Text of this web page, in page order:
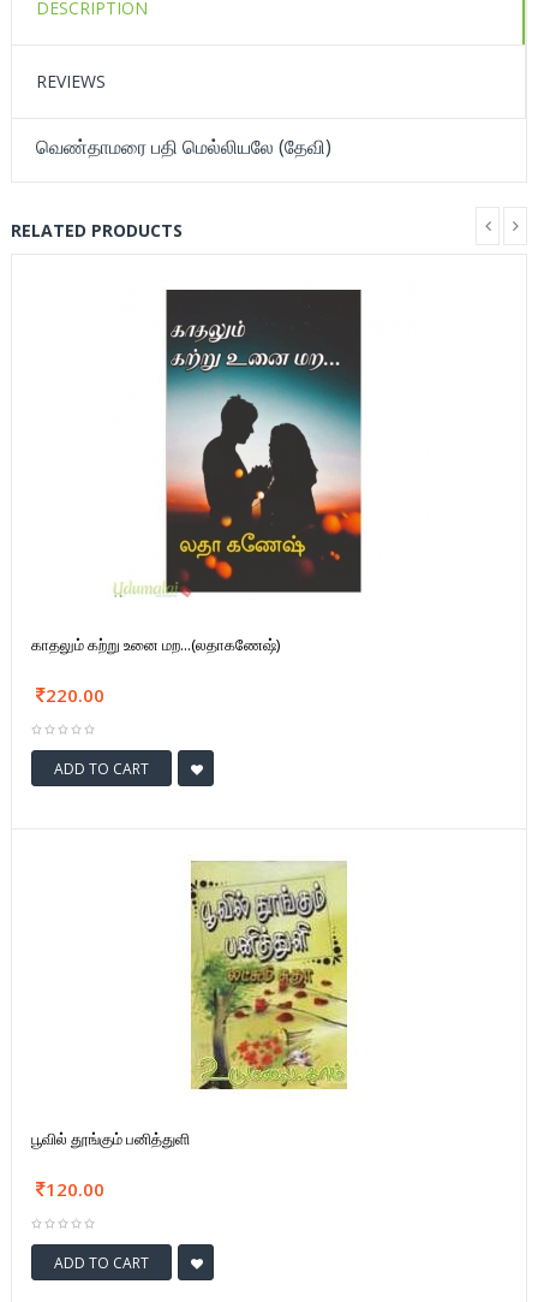
DESCRIPTION
REVIEWS
வெண்தாமரை பதி மெல்லியலே (தேவி)
RELATED PRODUCTS
காதலும் கற்று உனை மற...(லதாகணேஷ்)
220.00
ADD TO CART
பூவில் தூங்கும் பனித்துளி
120.00
ADD TO CART